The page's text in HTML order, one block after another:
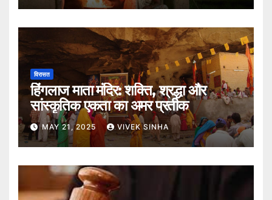
विरासत
हिंगलाज माता मंदिर: शक्ति, श्रद्धा और
सांस्कृतिक एकता का अमर प्रतीक
MAY 21, 2025 VIVEK SINHA